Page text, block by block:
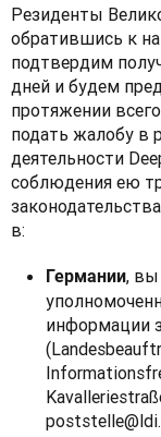
Резиденты
обратившись к
подтвердим
дней и будем
протяжении
подать жалобу в
деятельности
соблюдения ею
в:
Германии, вы
информации